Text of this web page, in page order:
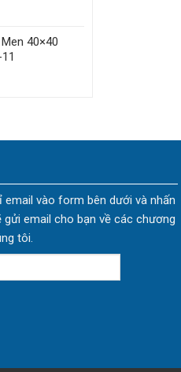
40×40
email vào form bên dưới và nhấn
gửi email cho bạn về các chương
tôi.